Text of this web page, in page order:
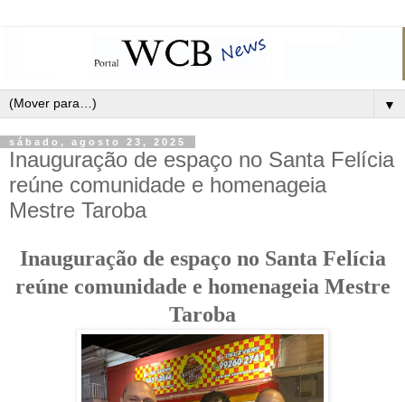
▼
sábado, agosto 23, 2025
Inauguração de espaço no Santa Felícia
reúne comunidade e homenageia
Mestre Taroba
Inauguração de espaço no Santa Felícia
reúne comunidade e homenageia Mestre
Taroba